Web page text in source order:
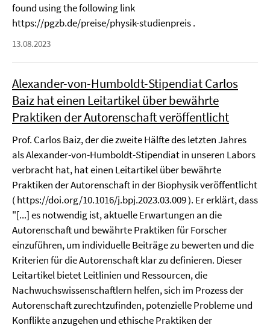
found using the following link
https://pgzb.de/preise/physik-studienpreis .
13.08.2023
Alexander-von-Humboldt-Stipendiat Carlos
Baiz hat einen Leitartikel über bewährte
Praktiken der Autorenschaft veröffentlicht
Prof. Carlos Baiz, der die zweite Hälfte des letzten Jahres
als Alexander-von-Humboldt-Stipendiat in unseren Labors
verbracht hat, hat einen Leitartikel über bewährte
Praktiken der Autorenschaft in der Biophysik veröffentlicht
( https://doi.org/10.1016/j.bpj.2023.03.009 ). Er erklärt, dass
"[...] es notwendig ist, aktuelle Erwartungen an die
Autorenschaft und bewährte Praktiken für Forscher
einzuführen, um individuelle Beiträge zu bewerten und die
Kriterien für die Autorenschaft klar zu definieren. Dieser
Leitartikel bietet Leitlinien und Ressourcen, die
Nachwuchswissenschaftlern helfen, sich im Prozess der
Autorenschaft zurechtzufinden, potenzielle Probleme und
Konflikte anzugehen und ethische Praktiken der